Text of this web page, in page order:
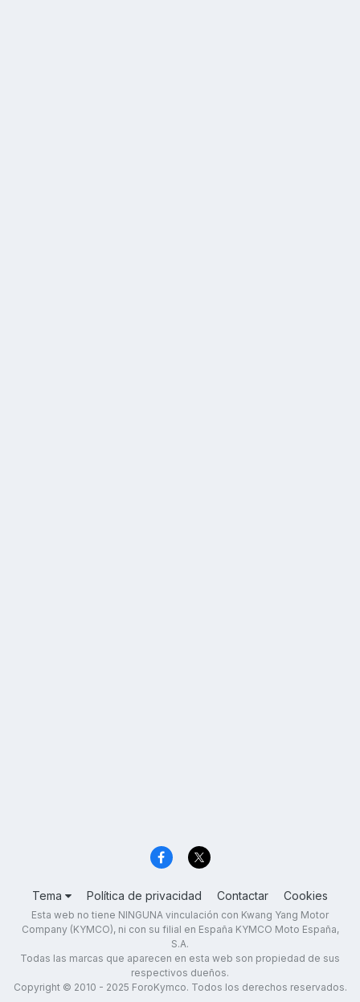
Tema Política de privacidad Contactar Cookies
Esta web no tiene NINGUNA vinculación con Kwang Yang Motor
Company (KYMCO), ni con su filial en España KYMCO Moto España,
S.A.
Todas las marcas que aparecen en esta web son propiedad de sus
respectivos dueños.
Copyright © 2010 - 2025 ForoKymco. Todos los derechos reservados.